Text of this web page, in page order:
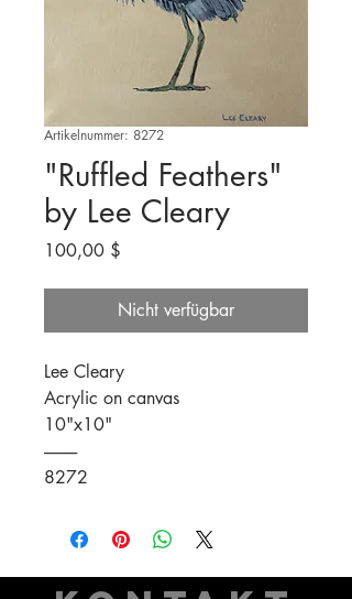
Artikelnummer: 8272
"Ruffled Feathers"
by Lee Cleary
100,00 $
Nicht verfügbar
Lee Cleary
Acrylic on canvas
10"x10"
----------
8272